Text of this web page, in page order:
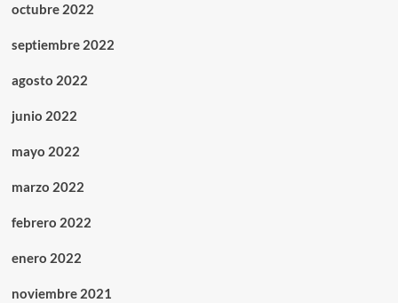
octubre 2022
septiembre 2022
agosto 2022
junio 2022
mayo 2022
marzo 2022
febrero 2022
enero 2022
noviembre 2021